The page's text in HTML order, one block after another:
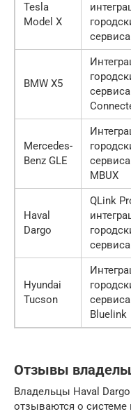
Tesla
Model X
BMW X5
Mercedes-
Benz GLE
MBUX
Haval
Dargo
QLink
Hyundai
Tucson
Bluelink
Отзывы
Владельцы Haval
отзываются о системе